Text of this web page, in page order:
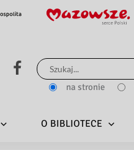
Szukaj
dla:
na stronie
O BIBLIOTECE